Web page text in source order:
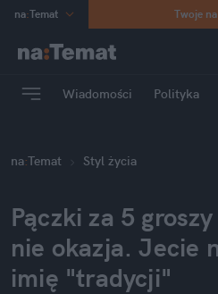
na:Temat
Poland
mama
Rozrywka
Twoje
Wiadomości Polityka
na:Temat Styl życia
Pączki za 5
nie okazja. Jecie
imię "tradycji"